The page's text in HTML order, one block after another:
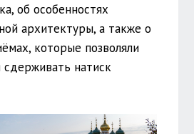
об особенностях
архитектуры, а также о
которые позволяли
натиск